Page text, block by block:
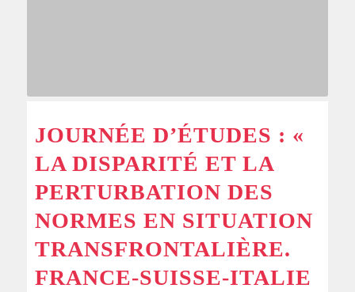
JOURNÉE D’ÉTUDES : «
LA DISPARITÉ ET LA
PERTURBATION DES
NORMES EN SITUATION
TRANSFRONTALIÈRE.
FRANCE-SUISSE-ITALIE